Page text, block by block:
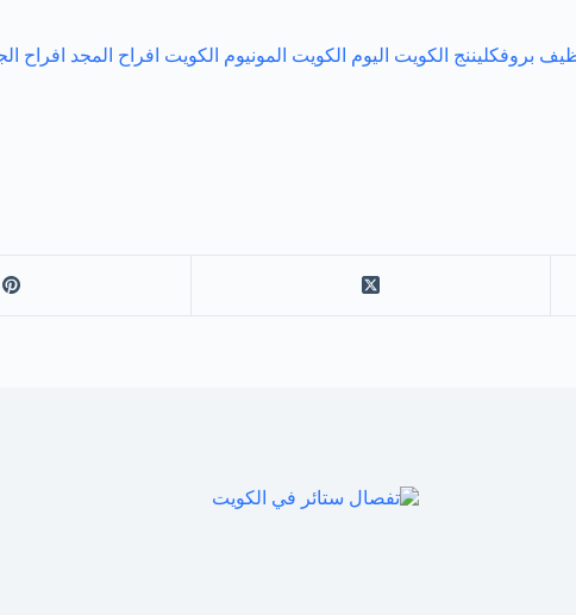
بروفكليننج الكويت اليوم الكويت المونيوم الكويت افراح المجد افراح